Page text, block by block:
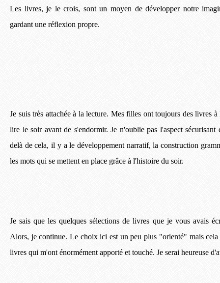
Les livres, je le crois, sont un moyen de développer notre
gardant une réflexion propre.
Je suis très attachée à la lecture. Mes filles ont toujours des livres
lire le soir avant de s'endormir. Je n'oublie pas l'aspect
delà de cela, il y a le développement narratif, la construction
les mots qui se mettent en place grâce à l'histoire du soir.
Je sais que les quelques sélections de livres que je vous avais
Alors, je continue. Le choix ici est un peu plus "orienté" mais
livres qui m'ont énormément apporté et touché. Je serai heureuse